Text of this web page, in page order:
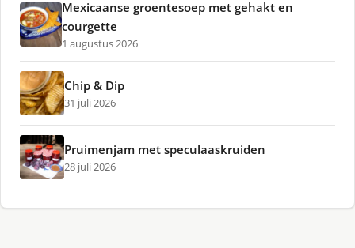
Mexicaanse groentesoep met gehakt en
courgette
1 augustus 2026
Chip & Dip
31 juli 2026
Pruimenjam met speculaaskruiden
28 juli 2026